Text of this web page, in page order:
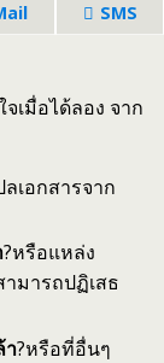
SMS
เมื่อได้ลอง จาก
เอกสารจาก
?หรือแหล่ง
มารถปฏิเสธ
า?หรือที่อื่นๆ